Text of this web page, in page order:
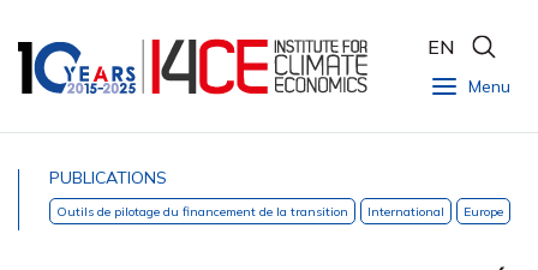
Menu
EN
PUBLICATIONS
Outils de pilotage du financement de la transition International Europe